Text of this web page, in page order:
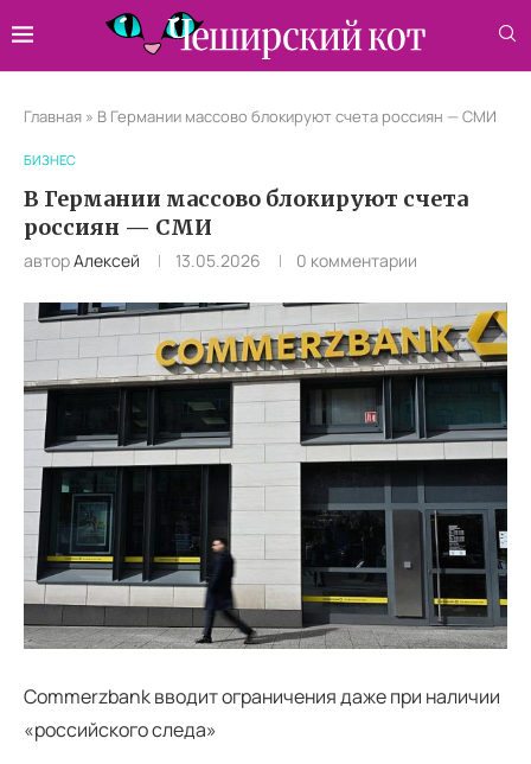
Главная » В Германии массово блокируют счета россиян — СМИ
БИЗНЕС
В Германии массово блокируют счета
россиян — СМИ
авторАлексей 13.05.2026 0 комментарии
Commerzbank вводит ограничения даже при наличии
«российского следа»